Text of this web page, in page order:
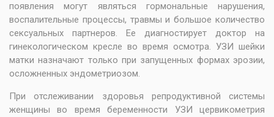
появления могут являться гормональные нарушения,
воспалительные процессы, травмы и большое количество
сексуальных партнеров. Ее диагностирует доктор на
гинекологическом кресле во время осмотра. УЗИ шейки
матки назначают только при запущенных формах эрозии,
осложненных эндометриозом.
При отслеживании здоровья репродуктивной системы
женщины во время беременности УЗИ цервикометрия